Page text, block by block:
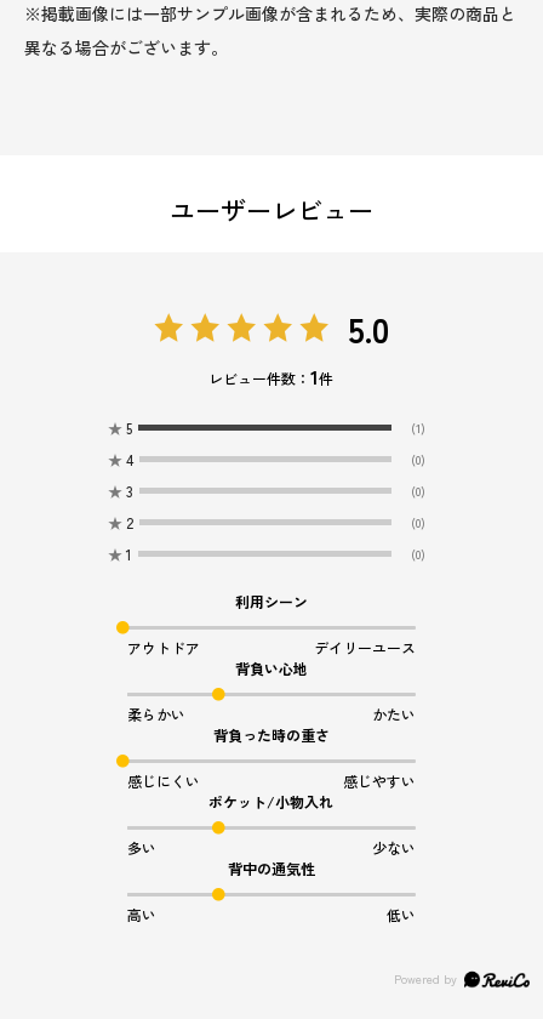
※掲載画像には一部サンプル画像が含まれるため、実際の商品と
異なる場合がございます。
ユーザーレビュー
5.0
レビュー件数：1件
★ 5 (1)
★ 4 (0)
★ 3 (0)
★ 2 (0)
★ 1 (0)
利用シーン
アウトドア
デイリーユース
背負い心地
柔らかい
かたい
背負った時の重さ
感じにくい
感じやすい
ポケット/小物入れ
多い
少ない
背中の通気性
高い 低い